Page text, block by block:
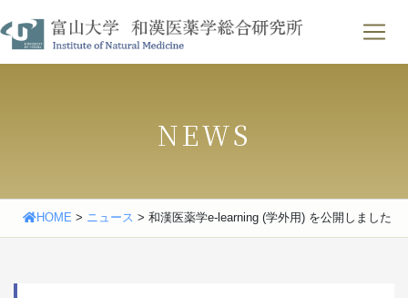
to
content
せ ｜ English
NEWS
HOME > ニュース > 和漢医薬学e-learning (学外用) を公開しました